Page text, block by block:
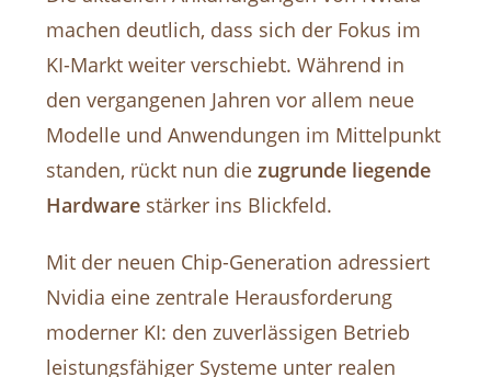
machen deutlich, dass sich der Fokus im
KI-Markt weiter verschiebt. Während in
den vergangenen Jahren vor allem neue
Modelle und Anwendungen im Mittelpunkt
standen, rückt nun diezugrunde liegende
Hardware stärker ins Blickfeld.
Mit der neuen Chip-Generation adressiert
Nvidia eine zentrale Herausforderung
moderner KI: den zuverlässigen Betrieb
leistungsfähiger Systeme unter realen